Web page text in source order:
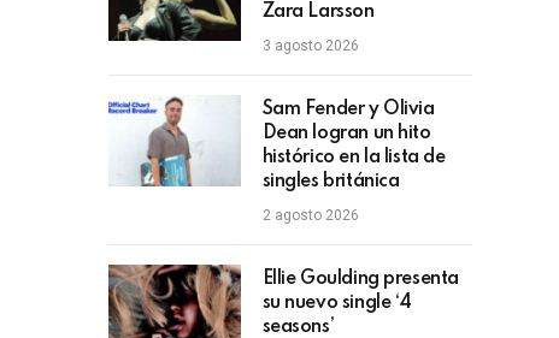
Zara Larsson
3 agosto 2026
Sam Fender y Olivia
Dean logran un hito
histórico en la lista de
singles británica
2 agosto 2026
Ellie Goulding presenta
su nuevo single ‘4
seasons’